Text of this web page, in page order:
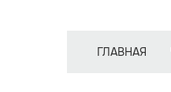
ГЛАВНАЯ